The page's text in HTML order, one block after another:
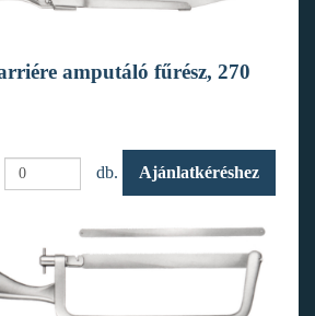
amputáló fűrész, 270
db. Ajánlatkéréshez